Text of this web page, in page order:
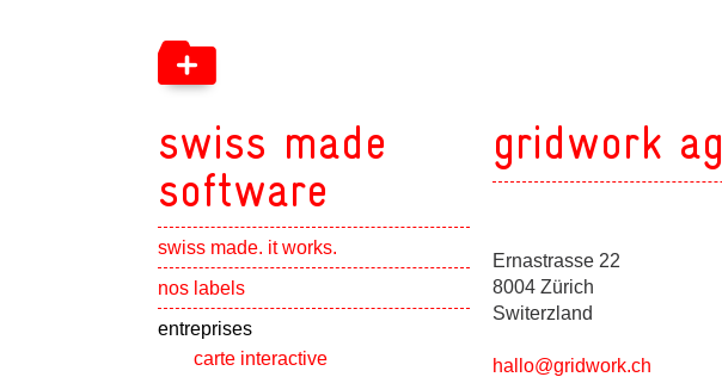
swiss made
software
swiss made. it works.
nos labels
Show subpages
entreprises Show subpages
carte interactive
gridwork ag
Ernastrasse 22
8004 Zürich
Switerzland
hallo@gridwork.ch